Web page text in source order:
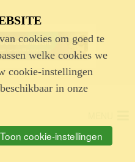
cookies om goed te
welke cookies we
cookie-instellingen
in onze
Toon cookie-instellingen